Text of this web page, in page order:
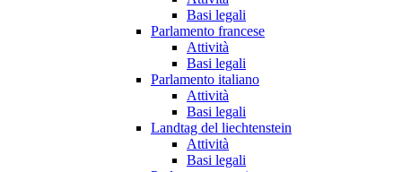
Basi legali
Parlamento francese
Attività
Basi legali
Parlamento italiano
Attività
Basi legali
Landtag del liechtenstein
Attività
Basi legali